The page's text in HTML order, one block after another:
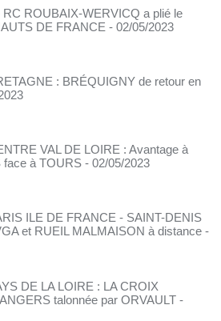
RC ROUBAIX-WERVICQ a plié le
DE FRANCE - 02/05/2023
: BRÉQUIGNY de retour en
VAL DE LOIRE : Avantage à
face à TOURS - 02/05/2023
ILE DE FRANCE - SAINT-DENIS
et RUEIL MALMAISON à distance -
DE LA LOIRE : LA CROIX
talonnée par ORVAULT -